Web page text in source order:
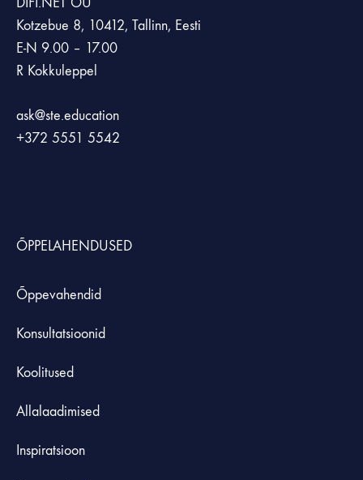
Kotzebue 8, 10412, Tallinn, Eesti
E-N 9.00 – 17.00
R Kokkuleppel
ask@ste.education
+372 5551 5542
ÕPPELAHENDUSED
Õppevahendid
Konsultatsioonid
Koolitused
Allalaadimised
Inspiratsioon